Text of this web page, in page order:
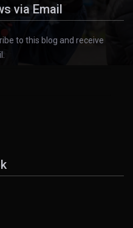
via Email
to this blog and receive